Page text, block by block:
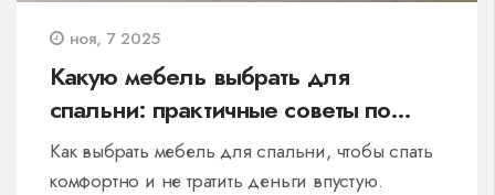
ноя, 7 2025
Какую мебель выбрать для
спальни: практичные советы по
комфорту и стилю
Как выбрать мебель для спальни, чтобы спать
комфортно и не тратить деньги впустую.